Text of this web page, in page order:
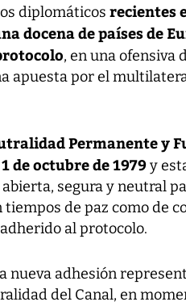
diplomáticos recientes
docena de países de
, en una ofensiva
apuesta por el
Permanente y
de octubre de 1979y
segura y neutral
de paz como de
al protocolo.
nueva adhesión
del Canal, en